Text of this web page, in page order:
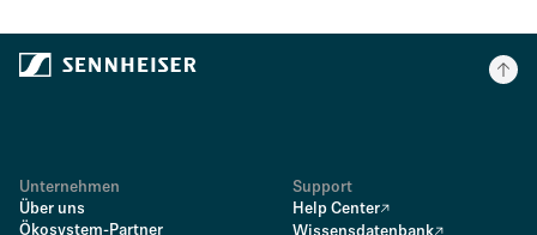
Unternehmen
Über uns
Ökosystem-Partner
Support
Help Center